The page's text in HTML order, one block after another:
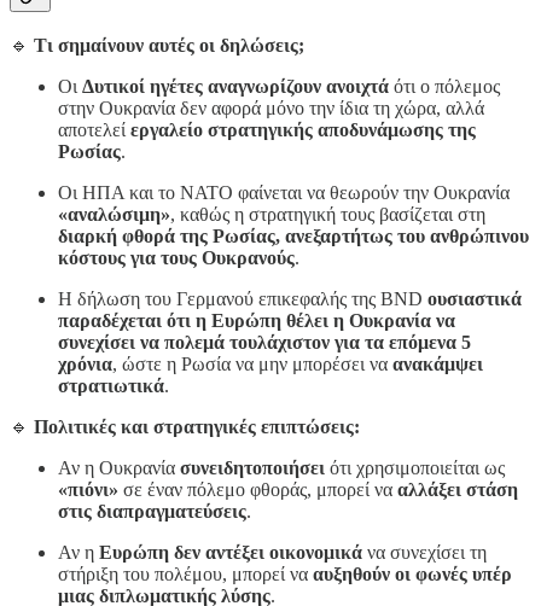
🔹 Τι σημαίνουν αυτές οι δηλώσεις;
Οι Δυτικοί ηγέτες αναγνωρίζουν ανοιχτά ότι ο πόλεμος
στην Ουκρανία δεν αφορά μόνο την ίδια τη χώρα, αλλά
αποτελεί εργαλείο στρατηγικής αποδυνάμωσης της
Ρωσίας.
Οι ΗΠΑ και το ΝΑΤΟ φαίνεται να θεωρούν την Ουκρανία
«αναλώσιμη», καθώς η στρατηγική τους βασίζεται στη
διαρκή φθορά της Ρωσίας, ανεξαρτήτως του ανθρώπινου
κόστους για τους Ουκρανούς.
Η δήλωση του Γερμανού επικεφαλής της BND ουσιαστικά
παραδέχεται ότι η Ευρώπη θέλει η Ουκρανία να
συνεχίσει να πολεμά τουλάχιστον για τα επόμενα 5
χρόνια, ώστε η Ρωσία να μην μπορέσει να ανακάμψει
στρατιωτικά.
🔹 Πολιτικές και στρατηγικές επιπτώσεις:
Αν η Ουκρανία συνειδητοποιήσει ότι χρησιμοποιείται ως
«πιόνι» σε έναν πόλεμο φθοράς, μπορεί να αλλάξει στάση
στις διαπραγματεύσεις.
Αν η Ευρώπη δεν αντέξει οικονομικά να συνεχίσει τη
στήριξη του πολέμου, μπορεί να αυξηθούν οι φωνές υπέρ
μιας διπλωματικής λύσης.